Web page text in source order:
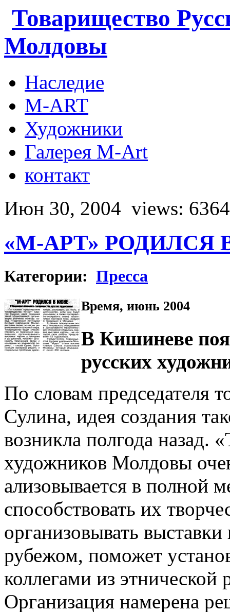
Товарищество
Молдовы
Наследие
M-ART
Художники
Галерея M-Art
контакт
Июн 30, 2004 views: 6364
«М-АРТ» РОДИЛСЯ
Категории: Пресса
Время, июнь 2004
В Кишиневе
русских
По словам председателя
Сулина, идея создания
возникла полгода назад.
художников Молдовы
ализовывается в полной
способствовать их
организовывать
рубежом, поможет
коллегами из
Организация намерена